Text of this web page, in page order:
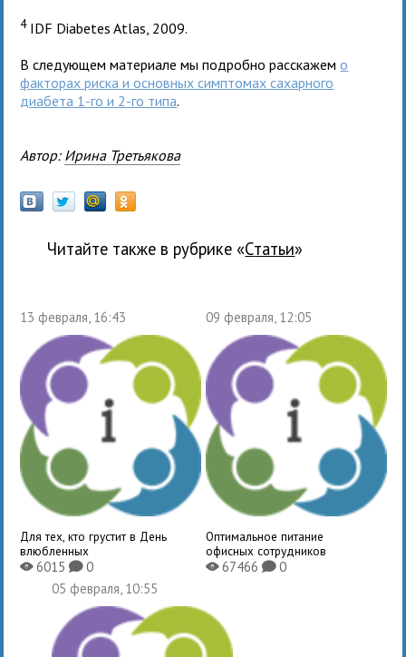
4IDF Diabetes Atlas, 2009.
В следующем материале мы подробно расскажемо
факторах риска и основных симптомах сахарного
диабета 1-го и 2-го типа.
Автор: Ирина Третьякова
Читайте также в рубрике « Статьи»
13 февраля, 16:43
Для тех, кто грустит в День
влюбленных
X6015K0
09 февраля, 12:05
Оптимальное питание
офисных сотрудников
X67466 K0
05 февраля, 10:55